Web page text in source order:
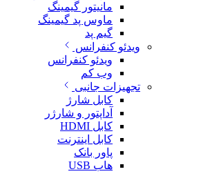
مانیتور گیمینگ
ماوس پد گیمینگ
گیم پد
ویدئو کنفرانس
ویدئو کنفرانس
وب کم
تجهیزات جانبی
کابل شارژ
آداپتور و شارژر
کابل HDMI
کابل اینترنت
پاور بانک
هاب USB